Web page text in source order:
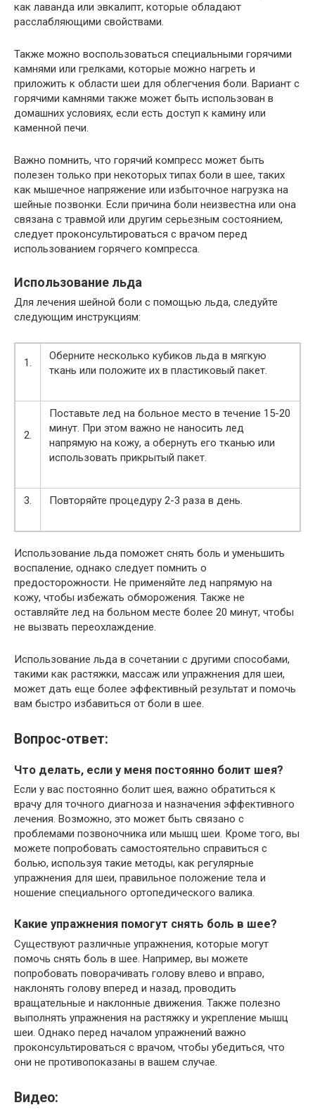
как лаванда или эвкалипт, которые обладают
расслабляющими свойствами.
Также можно воспользоваться специальными горячими
камнями или грелками, которые можно нагреть и
приложить к области шеи для облегчения боли. Вариант с
горячими камнями также может быть использован в
домашних условиях, если есть доступ к камину или
каменной печи.
Важно помнить, что горячий компресс может быть
полезен только при некоторых типах боли в шее, таких
как мышечное напряжение или избыточное нагрузка на
шейные позвонки. Если причина боли неизвестна или она
связана с травмой или другим серьезным состоянием,
следует проконсультироваться с врачом перед
использованием горячего компресса.
Использование льда
Для лечения шейной боли с помощью льда, следуйте
следующим инструкциям:
1.
Оберните несколько кубиков льда в мягкую
ткань или положите их в пластиковый пакет.
2.
Поставьте лед на больное место в течение 15-20
минут. При этом важно не наносить лед
напрямую на кожу, а обернуть его тканью или
использовать прикрытый пакет.
3. Повторяйте процедуру 2-3 раза в день.
Использование льда поможет снять боль и уменьшить
воспаление, однако следует помнить о
предосторожности. Не применяйте лед напрямую на
кожу, чтобы избежать обморожения. Также не
оставляйте лед на больном месте более 20 минут, чтобы
не вызвать переохлаждение.
Использование льда в сочетании с другими способами,
такими как растяжки, массаж или упражнения для шеи,
может дать еще более эффективный результат и помочь
вам быстро избавиться от боли в шее.
Вопрос-ответ:
Что делать, если у меня постоянно болит шея?
Если у вас постоянно болит шея, важно обратиться к
врачу для точного диагноза и назначения эффективного
лечения. Возможно, это может быть связано с
проблемами позвоночника или мышц шеи. Кроме того, вы
можете попробовать самостоятельно справиться с
болью, используя такие методы, как регулярные
упражнения для шеи, правильное положение тела и
ношение специального ортопедического валика.
Какие упражнения помогут снять боль в шее?
Существуют различные упражнения, которые могут
помочь снять боль в шее. Например, вы можете
попробовать поворачивать голову влево и вправо,
наклонять голову вперед и назад, проводить
вращательные и наклонные движения. Также полезно
выполнять упражнения на растяжку и укрепление мышц
шеи. Однако перед началом упражнений важно
проконсультироваться с врачом, чтобы убедиться, что
они не противопоказаны в вашем случае.
Видео: